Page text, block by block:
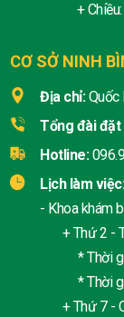
+ Chiều:
CƠ SỞ NINH
Địa chỉ: Quốc
Tổng đài đặt
Hotline:
Lịch làm
- Khoa khám
+ Thứ 2 -
* Thời
* Thời gian
+ Thứ 7 -